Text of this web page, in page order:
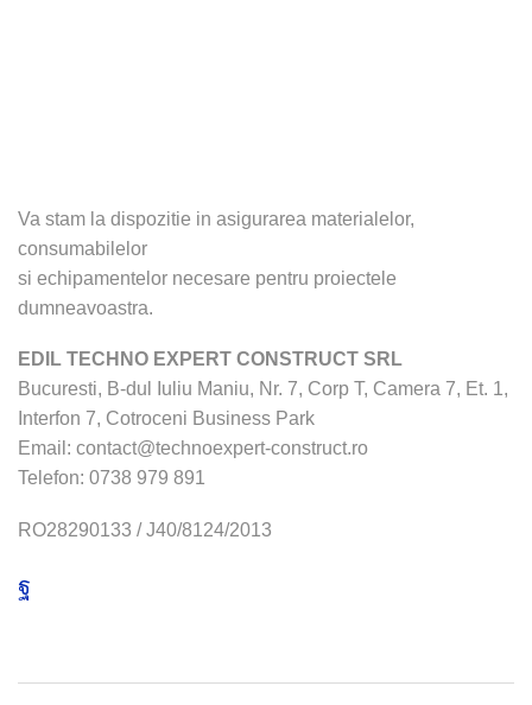
Va stam la dispozitie in asigurarea materialelor,
consumabilelor
si echipamentelor necesare pentru proiectele
dumneavoastra.
EDIL TECHNO EXPERT CONSTRUCT SRL
Bucuresti, B-dul Iuliu Maniu, Nr. 7, Corp T, Camera 7, Et. 1,
Interfon 7, Cotroceni Business Park
Email: contact@technoexpert-construct.ro
Telefon: 0738 979 891
RO28290133 / J40/8124/2013
Facebook